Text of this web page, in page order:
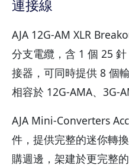
連接線
AJA 12G-AM XLR
分支電纜，含 1 個 25
接器，可同時提供 8 個
相容於 12G-AMA、3G-
AJA Mini-Converters
件，提供完整的迷你轉
購週邊，架建於更完整